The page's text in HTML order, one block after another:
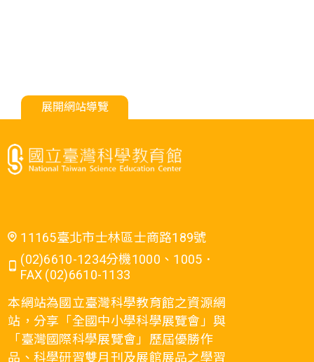
展開網站導覽
11165臺北市士林區士商路189號
(02)6610-1234分機1000、1005．
FAX (02)6610-1133
本網站為國立臺灣科學教育館之資源網
站，分享「全國中小學科學展覽會」與
「臺灣國際科學展覽會」歷屆優勝作
品、科學研習雙月刊及展館展品之學習